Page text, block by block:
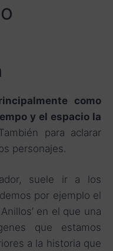
como
y el espacio la
para aclarar
personajes.
suele ir a los
por ejemplo el
en el que una
que estamos
a la historia que